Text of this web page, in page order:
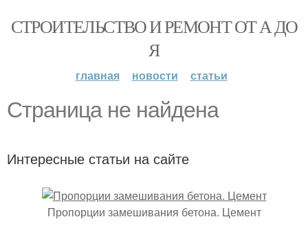
СТРОИТЕЛЬСТВО И РЕМОНТ ОТ А ДО
Я
главная новости статьи
Страница не найдена
Интересные статьи на сайте
Пропорции замешивания бетона. Цемент